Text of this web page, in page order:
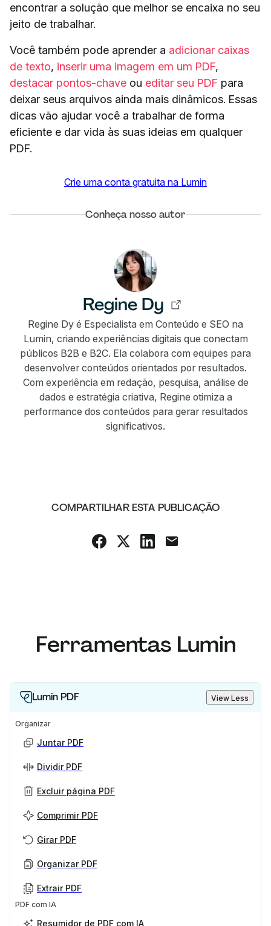
encontrar a solução que melhor se encaixa no seu
jeito de trabalhar.
Você também pode aprender a adicionar caixas
de texto, inserir uma imagem em um PDF,
destacar pontos-chave ou editar seu PDF para
deixar seus arquivos ainda mais dinâmicos. Essas
dicas vão ajudar você a trabalhar de forma
eficiente e dar vida às suas ideias em qualquer
PDF.
Crie uma conta gratuita na Lumin
Conheça nosso autor
Regine Dy
Regine Dy é Especialista em Conteúdo e SEO na
Lumin, criando experiências digitais que conectam
públicos B2B e B2C. Ela colabora com equipes para
desenvolver conteúdos orientados por resultados.
Com experiência em redação, pesquisa, análise de
dados e estratégia criativa, Regine otimiza a
performance dos conteúdos para gerar resultados
significativos.
COMPARTILHAR ESTA PUBLICAÇÃO
Ferramentas Lumin
Lumin PDF View Less
Organizar
Juntar PDF
Dividir PDF
Excluir página PDF
Comprimir PDF
Girar PDF
Organizar PDF
Extrair PDF
PDF com IA
Resumidor de PDF com IA